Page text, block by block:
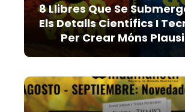
8 Llibres Que Se
Els Detalls Científics I
Per Crear Móns